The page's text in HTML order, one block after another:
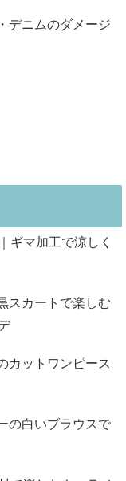
デニムのダメージ
ギマ加工で涼しく
スカートで楽しむ
カットワンピース
の白いブラウスで